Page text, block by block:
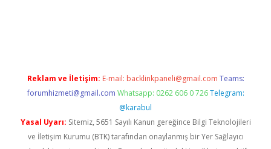
Reklam ve İletişim: E-mail: backlinkpaneli@gmail.com Teams:
forumhizmeti@gmail.com Whatsapp: 0262 606 0 726 Telegram:
@karabul
Yasal Uyarı: Sitemiz, 5651 Sayılı Kanun gereğince Bilgi Teknolojileri
ve İletişim Kurumu (BTK) tarafından onaylanmış bir Yer Sağlayıcı